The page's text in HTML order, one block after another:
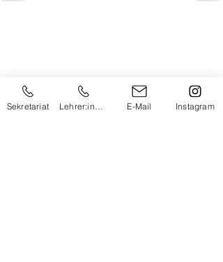
Sekretariat E-Mail Instagram